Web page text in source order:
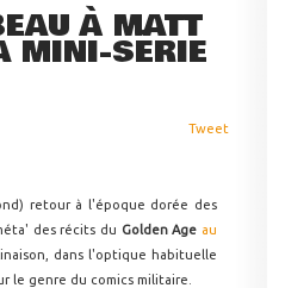
À MATT
MINI-SÉRIE
Tweet
retour à l'époque dorée des
des récits du Golden Age au
dans l'optique habituelle
le genre du comics militaire.